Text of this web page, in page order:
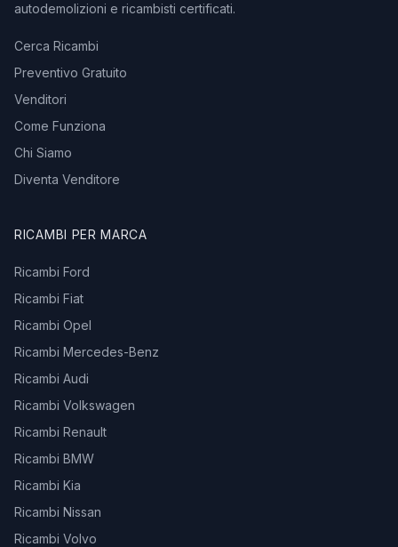
autodemolizioni e ricambisti certificati.
Cerca Ricambi
Preventivo Gratuito
Venditori
Come Funziona
Chi Siamo
Diventa Venditore
RICAMBI PER MARCA
Ricambi Ford
Ricambi Fiat
Ricambi Opel
Ricambi Mercedes-Benz
Ricambi Audi
Ricambi Volkswagen
Ricambi Renault
Ricambi BMW
Ricambi Kia
Ricambi Nissan
Ricambi Volvo